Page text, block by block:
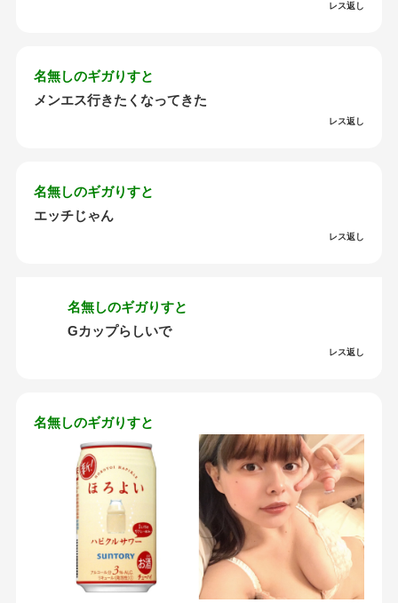
レス返し
名無しのギガりすと
メンエス行きたくなってきた
レス返し
名無しのギガりすと
エッチじゃん
レス返し
名無しのギガりすと
Gカップらしいで
レス返し
名無しのギガりすと